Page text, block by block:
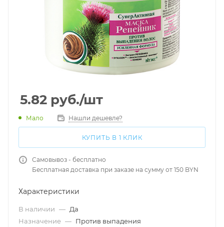
5.82 руб./шт
Мало Нашли дешевле?
КУПИТЬ В 1 КЛИК
Самовывоз - бесплатно
Бесплатная доставка при заказе на сумму от 150 BYN
Характеристики
В наличии — Да
Назначение — Против выпадения